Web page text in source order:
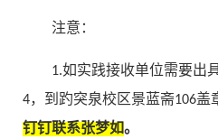
注意：
1.如实践接收单位需要出
4，到趵突泉校区景蓝斋106
钉钉联系张梦如。